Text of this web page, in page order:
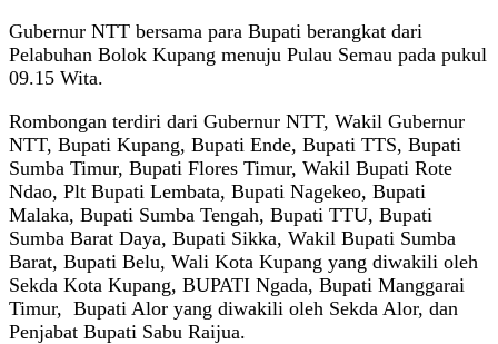
Gubernur NTT bersama para Bupati berangkat dari
Pelabuhan Bolok Kupang menuju Pulau Semau pada pukul
09.15 Wita.
Rombongan terdiri dari Gubernur NTT, Wakil Gubernur
NTT, Bupati Kupang, Bupati Ende, Bupati TTS, Bupati
Sumba Timur, Bupati Flores Timur, Wakil Bupati Rote
Ndao, Plt Bupati Lembata, Bupati Nagekeo, Bupati
Malaka, Bupati Sumba Tengah, Bupati TTU, Bupati
Sumba Barat Daya, Bupati Sikka, Wakil Bupati Sumba
Barat, Bupati Belu, Wali Kota Kupang yang diwakili oleh
Sekda Kota Kupang, BUPATI Ngada, Bupati Manggarai
Timur, Bupati Alor yang diwakili oleh Sekda Alor, dan
Penjabat Bupati Sabu Raijua.